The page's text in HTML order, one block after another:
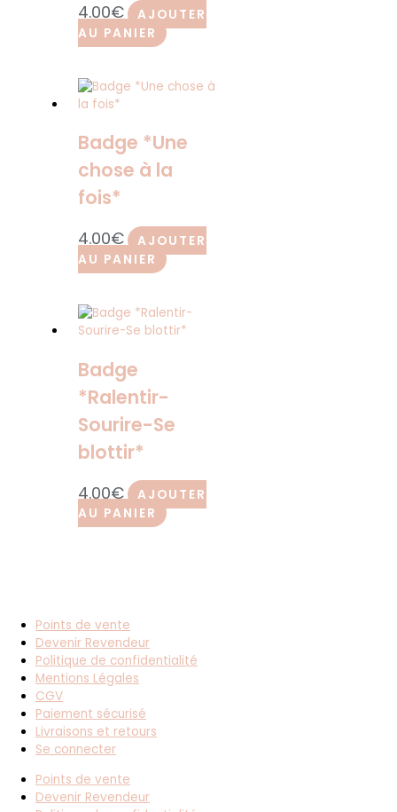
4.00€
AJOUTER
AU PANIER
Badge *Une
chose à la
fois*
4.00€
AJOUTER
AU PANIER
Badge
*Ralentir-
Sourire-Se
blottir*
4.00€
AJOUTER
AU PANIER
Points de vente
Devenir Revendeur
Politique de confidentialité
Mentions Légales
CGV
Paiement sécurisé
Livraisons et retours
Se connecter
Points de vente
Devenir Revendeur